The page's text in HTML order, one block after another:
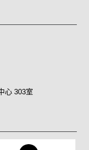
心 303室